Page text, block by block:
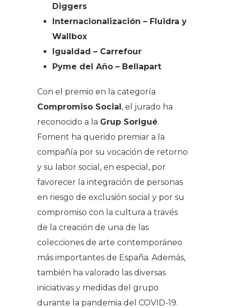
Diggers
Internacionalización – Fluidra y
Wallbox
Igualdad – Carrefour
Pyme del Año – Bellapart
Con el premio en la categoría
Compromiso Social, el jurado ha
reconocido a la Grup Sorigué.
Foment ha querido premiar a la
compañía por su vocación de retorno
y su labor social, en especial, por
favorecer la integración de personas
en riesgo de exclusión social y por su
compromiso con la cultura a través
de la creación de una de las
colecciones de arte contemporáneo
más importantes de España. Además,
también ha valorado las diversas
iniciativas y medidas del grupo
durante la pandemia del COVID-19.